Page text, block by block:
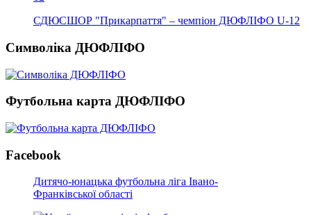
СДЮСШОР "Прикарпаття" – чемпіон ДЮФЛІФО U-12
Символіка ДЮФЛІФО
Футбольна карта ДЮФЛІФО
Facebook
Дитячо-юнацька футбольна ліга Івано-
Франківської області